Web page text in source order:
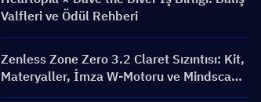
Valfleri ve Ödül Rehberi
Zenless Zone Zero 3.2 Claret Sızıntısı: Kit,
Materyaller, İmza W-Motoru ve Mindscape
Cinema